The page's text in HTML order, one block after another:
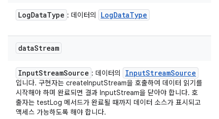
LogDataType : 데이터의 LogDataType
dataStream
InputStreamSource : 데이터의 InputStreamSource
입니다. 구현자는 createInputStream을 호출하여 데이터 읽기를
시작해야 하며 완료되면 결과 InputStream을 닫아야 합니다. 호
출자는 testLog 메서드가 완료될 때까지 데이터 소스가 표시되고
액세스 가능하도록 해야 합니다.